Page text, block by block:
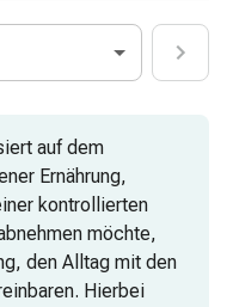
auf dem
Ernährung,
kontrollierten
möchte,
den Alltag mit den
Hierbei